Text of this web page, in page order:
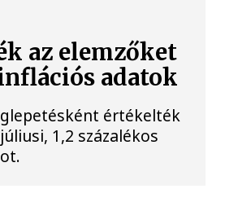
az elemzőket
adatok
értékelték
1,2 százalékos